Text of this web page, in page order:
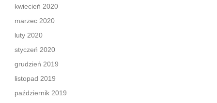
kwiecień 2020
marzec 2020
luty 2020
styczeń 2020
grudzień 2019
listopad 2019
październik 2019